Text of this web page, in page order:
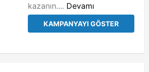
kazanın.... Devamı
KAMPANYAYI GÖSTER